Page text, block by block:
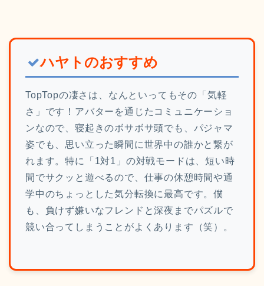
ハヤトのおすすめ
TopTopの凄さは、なんといってもその「気軽
さ」です！アバターを通じたコミュニケーショ
ンなので、寝起きのボサボサ頭でも、パジャマ
姿でも、思い立った瞬間に世界中の誰かと繋が
れます。特に「1対1」の対戦モードは、短い時
間でサクッと遊べるので、仕事の休憩時間や通
学中のちょっとした気分転換に最高です。僕
も、負けず嫌いなフレンドと深夜までパズルで
競い合ってしまうことがよくあります（笑）。